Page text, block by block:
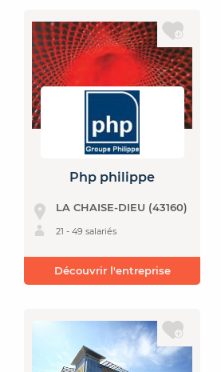
Php philippe
LA CHAISE-DIEU (43160)
21 - 49 salariés
Découvrir l'entreprise